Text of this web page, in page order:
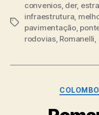
Tags
convenios, der,
infraestrutura,
pavimentação,
rodovias, Romanelli,
COLOMBO